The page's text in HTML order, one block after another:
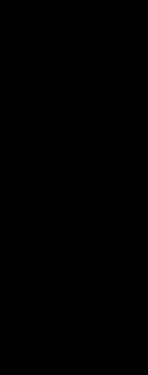
довольна,
Сделали